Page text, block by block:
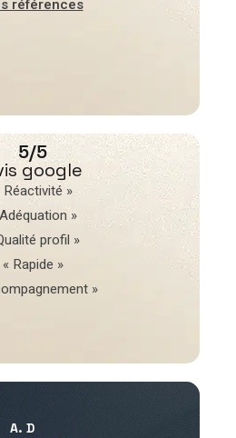
références
5/5
google
Réactivité »
»
profil »
« Rapide »
»
A. D